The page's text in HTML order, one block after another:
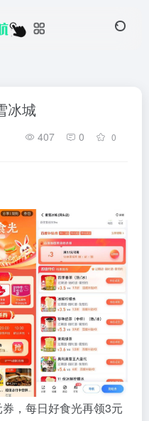
冰城
407 0 0
，每日好食光再领3元